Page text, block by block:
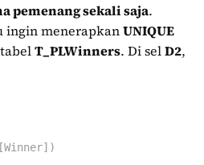
pemenang sekali saja.
ingin menerapkanUNIQUE
T_PLWinners. Di selD2,